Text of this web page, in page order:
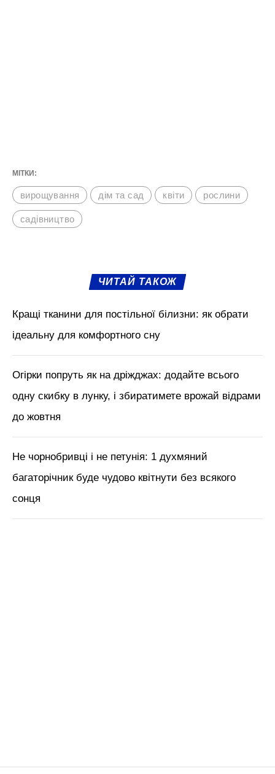
МІТКИ:
вирощування дім та сад квіти рослини
садівництво
ЧИТАЙ ТАКОЖ
Кращі тканини для постільної білизни: як обрати
ідеальну для комфортного сну
Огірки попруть як на дріжджах: додайте всього
одну скибку в лунку, і збиратимете врожай відрами
до жовтня
Не чорнобривці і не петунія: 1 духмяний
багаторічник буде чудово квітнути без всякого
сонця